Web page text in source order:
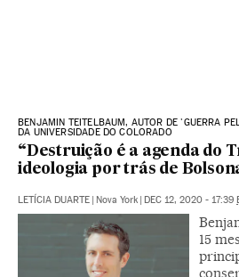
BENJAMIN TEITELBAUM, AUTOR DE 'GUERRA
DA UNIVERSIDADE DO COLORADO
“Destruição é a agenda do
ideologia por trás de
LETÍCIA DUARTE Nova York DEC 12, 2020 - 17:39
15